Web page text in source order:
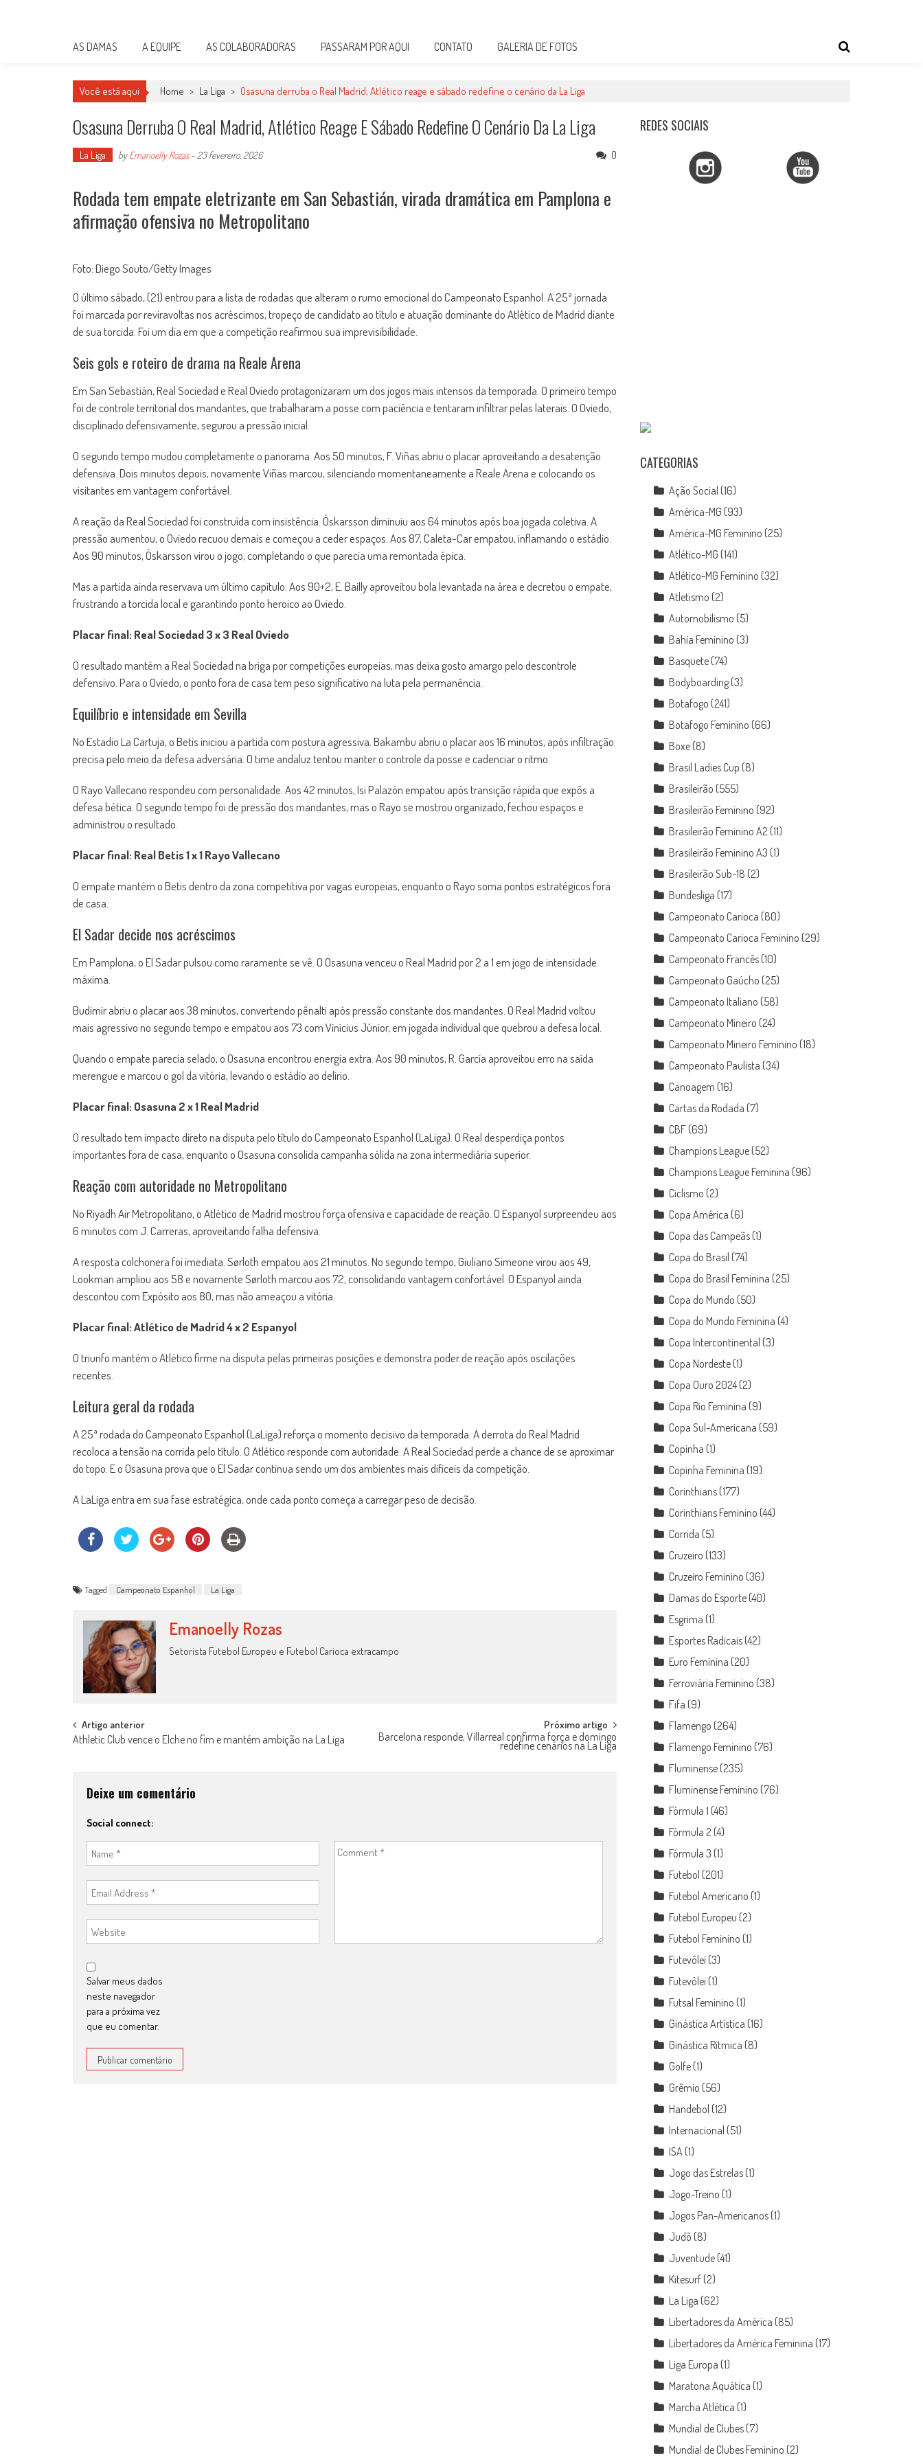
AS DAMAS A EQUIPE AS COLABORADORAS PASSARAM POR AQUI CONTATO GALERIA DE FOTOS
Você está aqui Home > La Liga > Osasuna derruba o Real Madrid, Atlético reage e sábado redefine o cenário da La Liga
Osasuna Derruba O Real Madrid, Atlético Reage E Sábado Redefine O Cenário Da La Liga
La Liga byEmanoelly Rozas- 23 fevereiro, 2026 0
Rodada tem empate eletrizante em San Sebastián, virada dramática em Pamplona e
afirmação ofensiva no Metropolitano
Foto: Diego Souto/Getty Images
O último sábado, (21) entrou para a lista de rodadas que alteram o rumo emocional do Campeonato Espanhol. A 25ª jornada
foi marcada por reviravoltas nos acréscimos, tropeço de candidato ao título e atuação dominante do Atlético de Madrid diante
de sua torcida. Foi um dia em que a competição reafirmou sua imprevisibilidade.
Seis gols e roteiro de drama na Reale Arena
Em San Sebastián, Real Sociedad e Real Oviedo protagonizaram um dos jogos mais intensos da temporada. O primeiro tempo
foi de controle territorial dos mandantes, que trabalharam a posse com paciência e tentaram infiltrar pelas laterais. O Oviedo,
disciplinado defensivamente, segurou a pressão inicial.
O segundo tempo mudou completamente o panorama. Aos 50 minutos, F. Viñas abriu o placar aproveitando a desatenção
defensiva. Dois minutos depois, novamente Viñas marcou, silenciando momentaneamente a Reale Arena e colocando os
visitantes em vantagem confortável.
A reação da Real Sociedad foi construída com insistência. Óskarsson diminuiu aos 64 minutos após boa jogada coletiva. A
pressão aumentou, o Oviedo recuou demais e começou a ceder espaços. Aos 87, Caleta-Car empatou, inflamando o estádio.
Aos 90 minutos, Óskarsson virou o jogo, completando o que parecia uma remontada épica.
Mas a partida ainda reservava um último capítulo. Aos 90+2, E. Bailly aproveitou bola levantada na área e decretou o empate,
frustrando a torcida local e garantindo ponto heroico ao Oviedo.
Placar final: Real Sociedad 3 x 3 Real Oviedo
O resultado mantém a Real Sociedad na briga por competições europeias, mas deixa gosto amargo pelo descontrole
defensivo. Para o Oviedo, o ponto fora de casa tem peso significativo na luta pela permanência.
Equilíbrio e intensidade em Sevilla
No Estadio La Cartuja, o Betis iniciou a partida com postura agressiva. Bakambu abriu o placar aos 16 minutos, após infiltração
precisa pelo meio da defesa adversária. O time andaluz tentou manter o controle da posse e cadenciar o ritmo.
O Rayo Vallecano respondeu com personalidade. Aos 42 minutos, Isi Palazón empatou após transição rápida que expôs a
defesa bética. O segundo tempo foi de pressão dos mandantes, mas o Rayo se mostrou organizado, fechou espaços e
administrou o resultado.
Placar final: Real Betis 1 x 1 Rayo Vallecano
O empate mantém o Betis dentro da zona competitiva por vagas europeias, enquanto o Rayo soma pontos estratégicos fora
de casa.
El Sadar decide nos acréscimos
Em Pamplona, o El Sadar pulsou como raramente se vê. O Osasuna venceu o Real Madrid por 2 a 1 em jogo de intensidade
máxima.
Budimir abriu o placar aos 38 minutos, convertendo pênalti após pressão constante dos mandantes. O Real Madrid voltou
mais agressivo no segundo tempo e empatou aos 73 com Vinícius Júnior, em jogada individual que quebrou a defesa local.
Quando o empate parecia selado, o Osasuna encontrou energia extra. Aos 90 minutos, R. García aproveitou erro na saída
merengue e marcou o gol da vitória, levando o estádio ao delírio.
Placar final: Osasuna 2 x 1 Real Madrid
O resultado tem impacto direto na disputa pelo título do Campeonato Espanhol (LaLiga). O Real desperdiça pontos
importantes fora de casa, enquanto o Osasuna consolida campanha sólida na zona intermediária superior.
Reação com autoridade no Metropolitano
No Riyadh Air Metropolitano, o Atlético de Madrid mostrou força ofensiva e capacidade de reação. O Espanyol surpreendeu aos
6 minutos com J. Carreras, aproveitando falha defensiva.
A resposta colchonera foi imediata. Sørloth empatou aos 21 minutos. No segundo tempo, Giuliano Simeone virou aos 49,
Lookman ampliou aos 58 e novamente Sørloth marcou aos 72, consolidando vantagem confortável. O Espanyol ainda
descontou com Expósito aos 80, mas não ameaçou a vitória.
Placar final: Atlético de Madrid 4 x 2 Espanyol
O triunfo mantém o Atlético firme na disputa pelas primeiras posições e demonstra poder de reação após oscilações
recentes.
Leitura geral da rodada
A 25ª rodada do Campeonato Espanhol (LaLiga) reforça o momento decisivo da temporada. A derrota do Real Madrid
recoloca a tensão na corrida pelo título. O Atlético responde com autoridade. A Real Sociedad perde a chance de se aproximar
do topo. E o Osasuna prova que o El Sadar continua sendo um dos ambientes mais difíceis da competição.
A LaLiga entra em sua fase estratégica, onde cada ponto começa a carregar peso de decisão.
Tagged Campeonato Espanhol La Liga
Emanoelly Rozas
Setorista Futebol Europeu e Futebol Carioca extracampo
Post
Artigo anterior
Athletic Club vence o Elche no fim e mantém ambição na La Liga
Próximo artigo
Barcelona responde, Villarreal confirma força e domingo
redefine cenários na La Liga
Deixe um comentário
Social connect:
Salvar meus dados
neste navegador
para a próxima vez
que eu comentar.
REDES SOCIAIS
CATEGORIAS
Ação Social (16)
América-MG (93)
América-MG Feminino (25)
Atlético-MG (141)
Atlético-MG Feminino (32)
Atletismo (2)
Automobilismo (5)
Bahia Feminino (3)
Basquete (74)
Bodyboarding (3)
Botafogo (241)
Botafogo Feminino (66)
Boxe (8)
Brasil Ladies Cup (8)
Brasileirão (555)
Brasileirão Feminino (92)
Brasileirão Feminino A2 (11)
Brasileirão Feminino A3 (1)
Brasileirão Sub-18 (2)
Bundesliga (17)
Campeonato Carioca (80)
Campeonato Carioca Feminino (29)
Campeonato Francês (10)
Campeonato Gaúcho (25)
Campeonato Italiano (58)
Campeonato Mineiro (24)
Campeonato Mineiro Feminino (18)
Campeonato Paulista (34)
Canoagem (16)
Cartas da Rodada (7)
CBF (69)
Champions League (52)
Champions League Feminina (96)
Ciclismo (2)
Copa América (6)
Copa das Campeãs (1)
Copa do Brasil (74)
Copa do Brasil Feminina (25)
Copa do Mundo (50)
Copa do Mundo Feminina (4)
Copa Intercontinental (3)
Copa Nordeste (1)
Copa Ouro 2024(2)
Copa Rio Feminina (9)
Copa Sul-Americana (59)
Copinha (1)
Copinha Feminina (19)
Corinthians (177)
Corinthians Feminino (44)
Corrida (5)
Cruzeiro (133)
Cruzeiro Feminino (36)
Damas do Esporte (40)
Esgrima (1)
Esportes Radicais (42)
Euro Feminina (20)
Ferroviária Feminino (38)
Fifa (9)
Flamengo (264)
Flamengo Feminino (76)
Fluminense (235)
Fluminense Feminino (76)
Fórmula 1 (46)
Fórmula 2 (4)
Fórmula 3 (1)
Futebol (201)
Futebol Americano (1)
Futebol Europeu (2)
Futebol Feminino (1)
Futevôlei (3)
Futevôlei (1)
Futsal Feminino (1)
Ginástica Artística (16)
Ginástica Rítmica (8)
Golfe (1)
Grêmio (56)
Handebol (12)
Internacional (51)
ISA (1)
Jogo das Estrelas (1)
Jogo-Treino (1)
Jogos Pan-Americanos (1)
Judô (8)
Juventude (41)
Kitesurf (2)
La Liga (62)
Libertadores da América (85)
Libertadores da América Feminina (17)
Liga Europa (1)
Maratona Aquática (1)
Marcha Atlética (1)
Mundial de Clubes (7)
Mundial de Clubes Feminino (2)